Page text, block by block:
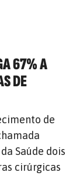
67% A
DE
de
Saúde dois
cirúrgicas